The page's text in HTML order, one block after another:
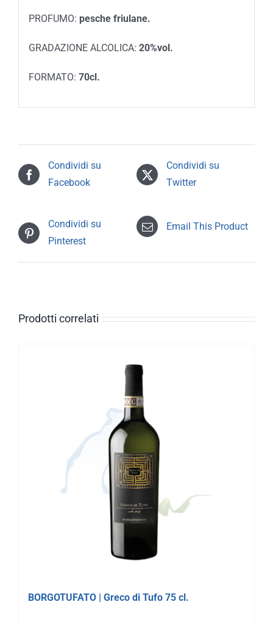
PROFUMO: pesche friulane.
GRADAZIONE ALCOLICA: 20%vol.
FORMATO: 70cl.
Condividi su
Facebook
Condividi su
Twitter
Condividi su
Pinterest
Email This Product
Prodotti correlati
BORGOTUFATO | Greco di Tufo 75 cl.